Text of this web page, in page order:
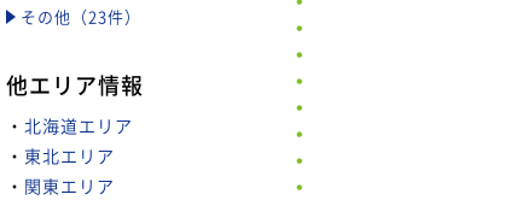
その他（23件）
他エリア情報
・ 北海道エリア
・ 東北エリア
・ 関東エリア